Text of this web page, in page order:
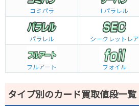
コミパラ L パラレル
パラレル シークレットレア
フルアート フォイル
タイプ別のカード買取値段一覧